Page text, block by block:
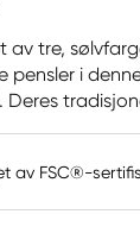
tre,
pensler i
Deres
av FSC®-